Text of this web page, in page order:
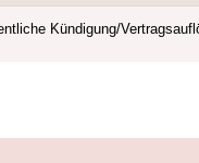
Kündigung/